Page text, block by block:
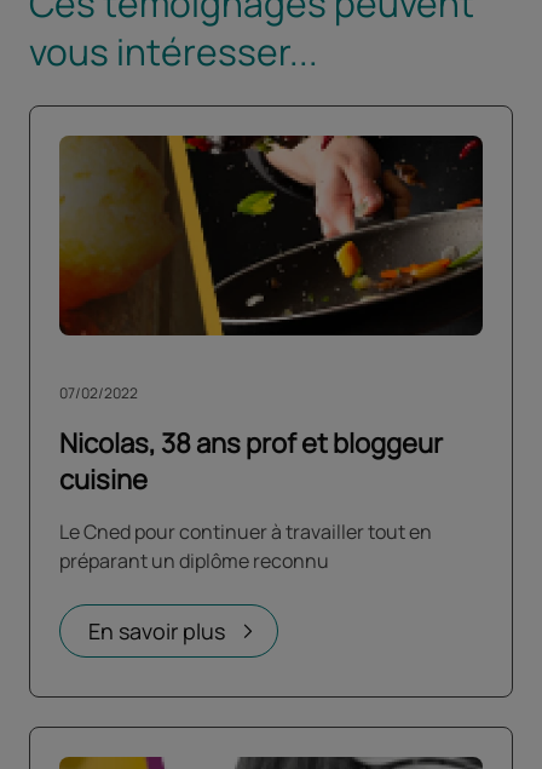
vous intéresser...
Nicolas, 38 ans prof et bloggeur
cuisine
07/02/2022
Le Cned pour continuer à travailler tout en
préparant un diplôme reconnu
En savoir plus